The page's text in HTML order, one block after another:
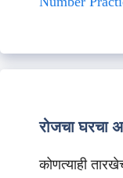
रोजचा घरचा
कोणत्याही